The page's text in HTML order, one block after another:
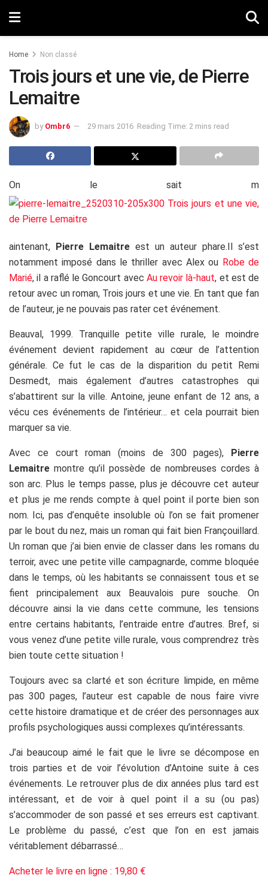
Home Non classé
Trois jours et une vie, de Pierre
Lemaitre
by Ombr6 29 mars 2016 Reading Time: 2 mins read
On le sait m
aintenant, Pierre Lemaitre est un auteur phare.Il s’est
notamment imposé dans le thriller avec Alex ou Robe de
Marié, il a raflé le Goncourt avec Au revoir là-haut, et est de
retour avec un roman, Trois jours et une vie. En tant que fan
de l’auteur, je ne pouvais pas rater cet événement.
Beauval, 1999. Tranquille petite ville rurale, le moindre
événement devient rapidement au cœur de l’attention
générale. Ce fut le cas de la disparition du petit Remi
Desmedt, mais également d’autres catastrophes qui
s’abattirent sur la ville. Antoine, jeune enfant de 12 ans, a
vécu ces événements de l’intérieur… et cela pourrait bien
marquer sa vie.
Avec ce court roman (moins de 300 pages), Pierre
Lemaitre montre qu’il possède de nombreuses cordes à
son arc. Plus le temps passe, plus je découvre cet auteur
et plus je me rends compte à quel point il porte bien son
nom. Ici, pas d’enquête insoluble où l’on se fait promener
par le bout du nez, mais un roman qui fait bien Françouillard.
Un roman que j’ai bien envie de classer dans les romans du
terroir, avec une petite ville campagnarde, comme bloquée
dans le temps, où les habitants se connaissent tous et se
fient principalement aux Beauvalois pure souche. On
découvre ainsi la vie dans cette commune, les tensions
entre certains habitants, l’entraide entre d’autres. Bref, si
vous venez d’une petite ville rurale, vous comprendrez très
bien toute cette situation !
Toujours avec sa clarté et son écriture limpide, en même
pas 300 pages, l’auteur est capable de nous faire vivre
cette histoire dramatique et de créer des personnages aux
profils psychologiques aussi complexes qu’intéressants.
J’ai beaucoup aimé le fait que le livre se décompose en
trois parties et de voir l’évolution d’Antoine suite à ces
événements. Le retrouver plus de dix années plus tard est
intéressant, et de voir à quel point il a su (ou pas)
s’accommoder de son passé et ses erreurs est captivant.
Le problème du passé, c’est que l’on en est jamais
véritablement débarrassé…
Acheter le livre en ligne : 19,80 €